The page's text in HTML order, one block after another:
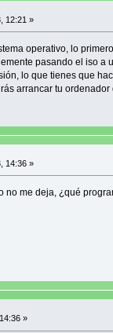
12:21 »
operativo, lo
pasando el iso a
lo que tienes que
arrancar tu ordenador
14:36 »
no me deja, ¿qué
»